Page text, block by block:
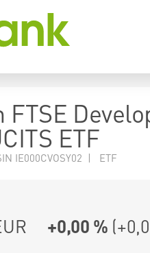
ETF
IE000CVOSY02 | ETF
+0,00 % (